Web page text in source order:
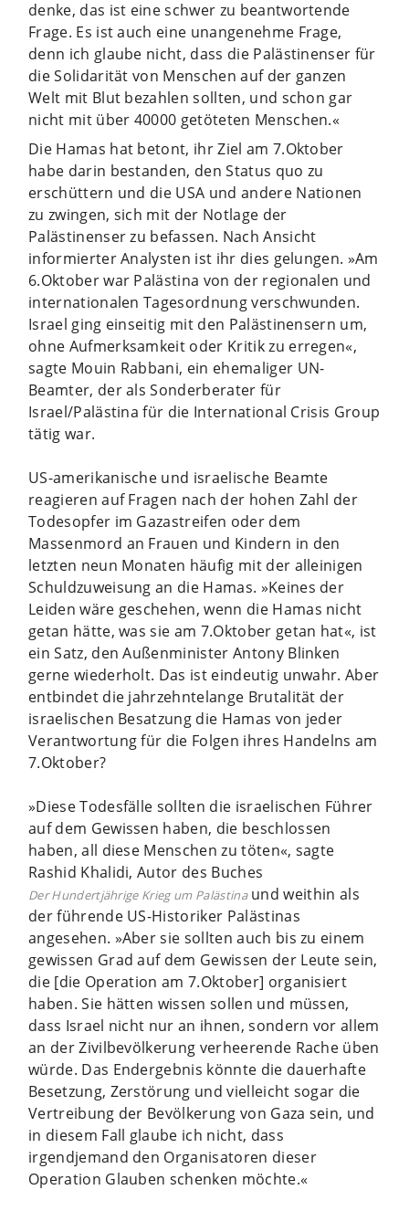
denke, das ist eine schwer zu beantwortende
Frage. Es ist auch eine unangenehme Frage,
denn ich glaube nicht, dass die Palästinenser für
die Solidarität von Menschen auf der ganzen
Welt mit Blut bezahlen sollten, und schon gar
nicht mit über 40000 getöteten Menschen.«
Die Hamas hat betont, ihr Ziel am 7.Oktober
habe darin bestanden, den Status quo zu
erschüttern und die USA und andere Nationen
zu zwingen, sich mit der Notlage der
Palästinenser zu befassen. Nach Ansicht
informierter Analysten ist ihr dies gelungen. »Am
6.Oktober war Palästina von der regionalen und
internationalen Tagesordnung verschwunden.
Israel ging einseitig mit den Palästinensern um,
ohne Aufmerksamkeit oder Kritik zu erregen«,
sagte Mouin Rabbani, ein ehemaliger UN-
Beamter, der als Sonderberater für
Israel/Palästina für die International Crisis Group
tätig war.
US-amerikanische und israelische Beamte
reagieren auf Fragen nach der hohen Zahl der
Todesopfer im Gazastreifen oder dem
Massenmord an Frauen und Kindern in den
letzten neun Monaten häufig mit der alleinigen
Schuldzuweisung an die Hamas. »Keines der
Leiden wäre geschehen, wenn die Hamas nicht
getan hätte, was sie am 7.Oktober getan hat«, ist
ein Satz, den Außenminister Antony Blinken
gerne wiederholt. Das ist eindeutig unwahr. Aber
entbindet die jahrzehntelange Brutalität der
israelischen Besatzung die Hamas von jeder
Verantwortung für die Folgen ihres Handelns am
7.Oktober?
»Diese Todesfälle sollten die israelischen Führer
auf dem Gewissen haben, die beschlossen
haben, all diese Menschen zu töten«, sagte
Rashid Khalidi, Autor des Buches
Der Hundertjährige Krieg um Palästinaund weithin als
der führende US-Historiker Palästinas
angesehen. »Aber sie sollten auch bis zu einem
gewissen Grad auf dem Gewissen der Leute sein,
die [die Operation am 7.Oktober] organisiert
haben. Sie hätten wissen sollen und müssen,
dass Israel nicht nur an ihnen, sondern vor allem
an der Zivilbevölkerung verheerende Rache üben
würde. Das Endergebnis könnte die dauerhafte
Besetzung, Zerstörung und vielleicht sogar die
Vertreibung der Bevölkerung von Gaza sein, und
in diesem Fall glaube ich nicht, dass
irgendjemand den Organisatoren dieser
Operation Glauben schenken möchte.«